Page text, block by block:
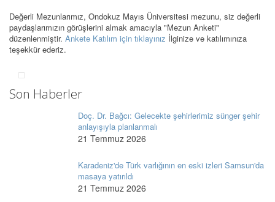
Değerli Mezunlarımız, Ondokuz Mayıs Üniversitesi mezunu, siz değerli
paydaşlarımızın görüşlerini almak amacıyla "Mezun Anketi"
düzenlenmiştir. Ankete Katılım için tıklayınız İlginize ve katılımınıza
teşekkür ederiz.
Son Haberler
Doç. Dr. Bağcı: Gelecekte şehirlerimiz sünger şehir
anlayışıyla planlanmalı
21 Temmuz 2026
Karadeniz'de Türk varlığının en eski izleri Samsun'da
masaya yatırıldı
21 Temmuz 2026